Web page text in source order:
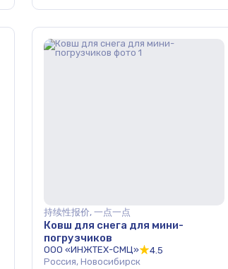
持续性报价, 一点一点
Ковш для снега для мини-
погрузчиков
ООО «ИНЖТЕХ-СМЦ»
4.5
Россия, Новосибирск